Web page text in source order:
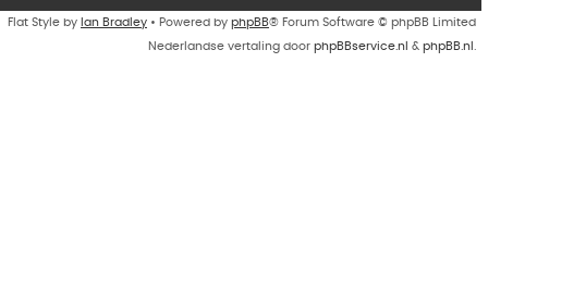
Flat Style by Ian Bradley • Powered by phpBB® Forum Software © phpBB Limited
Nederlandse vertaling door phpBBservice.nl & phpBB.nl